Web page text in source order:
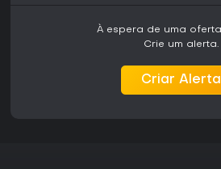
À espera de uma
Crie um alerta.
Criar Alerta